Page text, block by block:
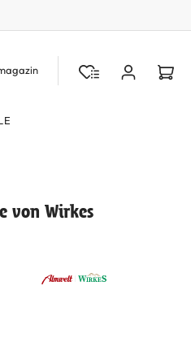
von Wirkes